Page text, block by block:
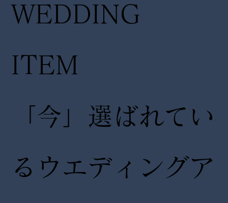
WEDDING
ITEM
「今」選ばれてい
るウエディングア